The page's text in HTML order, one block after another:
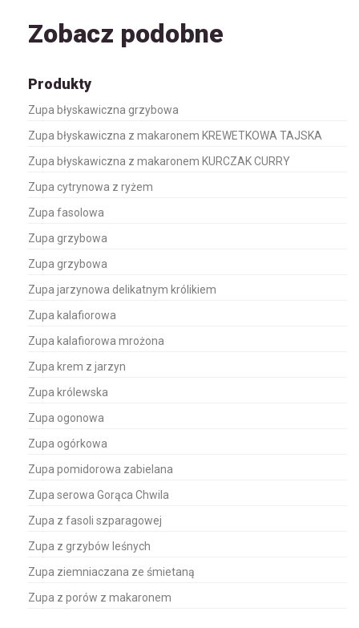
Zobacz podobne
Produkty
Zupa błyskawiczna grzybowa
Zupa błyskawiczna z makaronem KREWETKOWA TAJSKA
Zupa błyskawiczna z makaronem KURCZAK CURRY
Zupa cytrynowa z ryżem
Zupa fasolowa
Zupa grzybowa
Zupa grzybowa
Zupa jarzynowa delikatnym królikiem
Zupa kalafiorowa
Zupa kalafiorowa mrożona
Zupa krem z jarzyn
Zupa królewska
Zupa ogonowa
Zupa ogórkowa
Zupa pomidorowa zabielana
Zupa serowa Gorąca Chwila
Zupa z fasoli szparagowej
Zupa z grzybów leśnych
Zupa ziemniaczana ze śmietaną
Zupa z porów z makaronem